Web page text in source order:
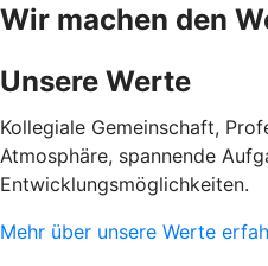
Wir machen den
Unsere Werte
Kollegiale Gemeinschaft,
Atmosphäre, spannende
Entwicklungsmöglichkeiten.
Mehr über unsere Werte